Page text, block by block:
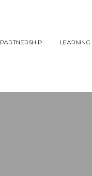
PARTNERSHIP LEARNING